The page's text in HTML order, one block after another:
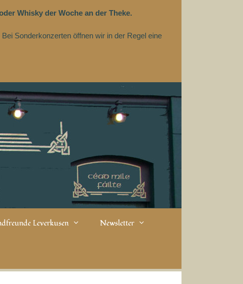
Whisky der Woche an der Theke.
Sonderkonzerten öffnen wir in der Regel eine
Leverkusen Newsletter